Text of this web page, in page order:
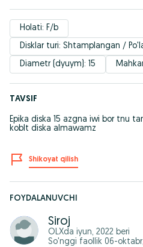
Holati: F/b
Disklar turi: Shtamplangan /
Diametr (dyuym): 15
TAVSIF
Epika diska 15 azgna iwi bor tnu
koblt diska almawamz
Shikoyat qilish
FOYDALANUVCHI
Siroj
OLXda iyun, 2022 beri
So'nggi faollik 06-